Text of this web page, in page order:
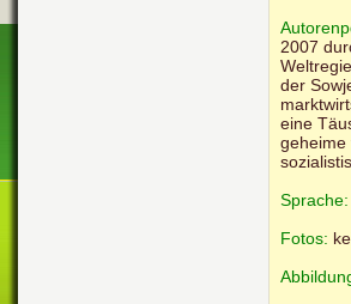
2007
der
eine
geheime
Sprache:
Fotos: